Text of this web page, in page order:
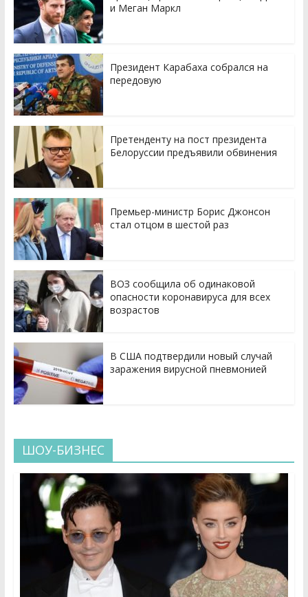
и Меган Маркл
Президент Карабаха собрался на
передовую
Претенденту на пост президента
Белоруссии предъявили обвинения
Премьер-министр Борис Джонсон
стал отцом в шестой раз
ВОЗ сообщила об одинаковой
опасности коронавируса для всех
возрастов
В США подтвердили новый случай
заражения вирусной пневмонией
ШОУ-БИЗНЕС